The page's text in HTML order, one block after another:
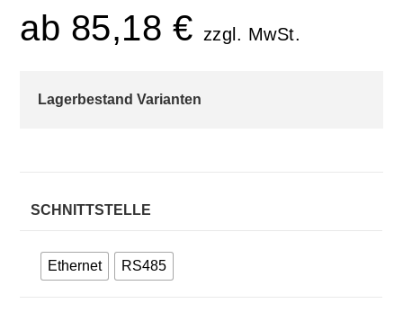
ab 85,18 € zzgl. MwSt.
Lagerbestand Varianten
SCHNITTSTELLE
Ethernet RS485